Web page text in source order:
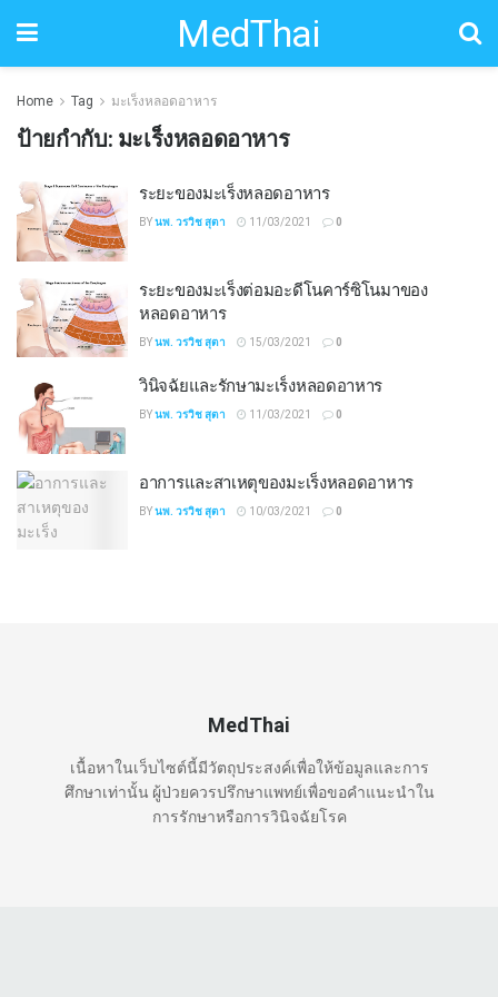
MedThai
Home Tag มะเร็งหลอดอาหาร
ป้ายกำกับ: มะเร็งหลอดอาหาร
ระยะของมะเร็งหลอดอาหาร
BYนพ. วรวิช สุตา 11/03/2021 0
ระยะของมะเร็งต่อมอะดีโนคาร์ซิโนมาของ
หลอดอาหาร
BYนพ. วรวิช สุตา 15/03/2021 0
วินิจฉัยและรักษามะเร็งหลอดอาหาร
BYนพ. วรวิช สุตา 11/03/2021 0
อาการและสาเหตุของมะเร็งหลอดอาหาร
BYนพ. วรวิช สุตา 10/03/2021 0
MedThai
เนื้อหาในเว็บไซต์นี้มีวัตถุประสงค์เพื่อให้ข้อมูลและการ
ศึกษาเท่านั้น ผู้ป่วยควรปรึกษาแพทย์เพื่อขอคำแนะนำใน
การรักษาหรือการวินิจฉัยโรค